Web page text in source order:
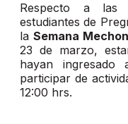
Respecto a las
estudiantes de
laSemana
23 de marzo,
hayan
participar de
12:00 hrs.